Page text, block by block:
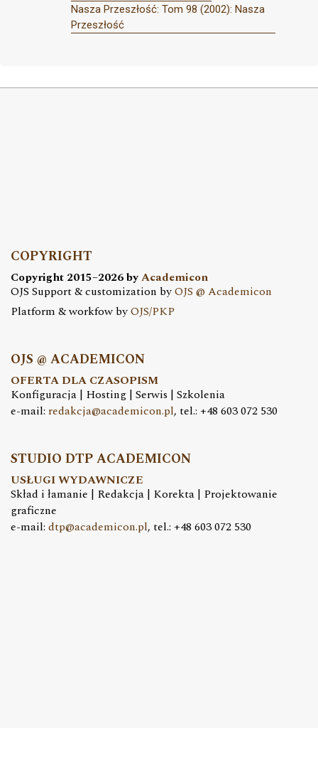
Nasza Przeszłość: Tom 98 (2002): Nasza
Przeszłość
COPYRIGHT
Copyright 2015–2026 byAcademicon
OJS Support & customization byOJS @ Academicon
Platform & workfow byOJS/PKP
OJS @ ACADEMICON
OFERTA DLA CZASOPISM
Konfiguracja | Hosting | Serwis | Szkolenia
e-mail: redakcja@academicon.pl, tel.: +48 603 072 530
STUDIO DTP ACADEMICON
USŁUGI WYDAWNICZE
Skład i łamanie | Redakcja | Korekta | Projektowanie
graficzne
e-mail: dtp@academicon.pl, tel.: +48 603 072 530